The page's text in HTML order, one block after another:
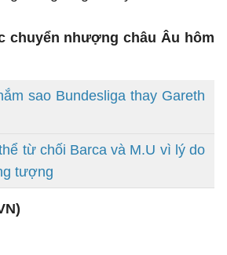
chuyển nhượng châu Âu hôm
sao Bundesliga thay Gareth
từ chối Barca và M.U vì lý do
tượng